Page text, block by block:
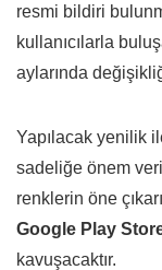
resmi bildiri
kullanıcılarla
aylarında
Yapılacak yenilik
sadeliğe önem
renklerin öne
Google Play
kavuşacaktır.